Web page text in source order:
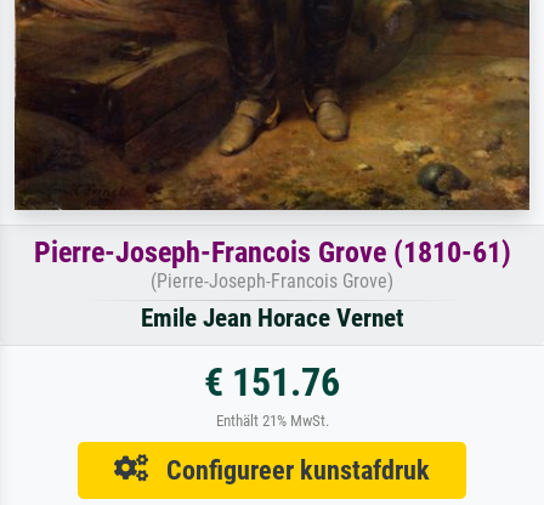
Pierre-Joseph-Francois Grove (1810-61)
(Pierre-Joseph-Francois Grove)
Emile Jean Horace Vernet
€ 151.76
Enthält 21% MwSt.
Configureer kunstafdruk